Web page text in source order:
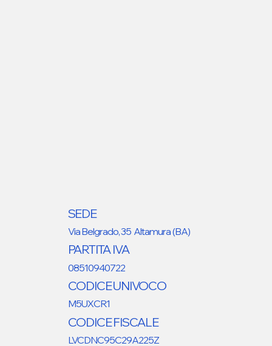
SEDE
Via Belgrado, 35 Altamura (BA)
PARTITA IVA
08510940722
CODICE UNIVOCO
M5UXCR1
CODICE FISCALE
LVCDNC95C29A225Z